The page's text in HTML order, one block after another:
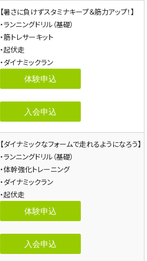
【暑さに負けずスタミナキープ＆筋力アップ！】
・ランニングドリル（基礎）
・筋トレサーキット
・起伏走
・ダイナミックラン
体験申込
入会申込
【ダイナミックなフォームで走れるようになろう】
・ランニングドリル（基礎）
・体幹強化トレーニング
・ダイナミックラン
・起伏走
体験申込
入会申込